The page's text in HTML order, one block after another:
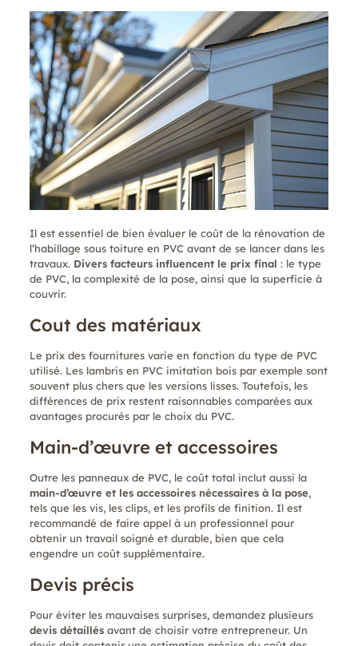
Il est essentiel de bien évaluer le coût de la rénovation de
l’habillage sous toiture en PVC avant de se lancer dans les
travaux. Divers facteurs influencent le prix final : le type
de PVC, la complexité de la pose, ainsi que la superficie à
couvrir.
Cout des matériaux
Le prix des fournitures varie en fonction du type de PVC
utilisé. Les lambris en PVC imitation bois par exemple sont
souvent plus chers que les versions lisses. Toutefois, les
différences de prix restent raisonnables comparées aux
avantages procurés par le choix du PVC.
Main-d’œuvre et accessoires
Outre les panneaux de PVC, le coût total inclut aussi la
main-d’œuvre et les accessoires nécessaires à la pose,
tels que les vis, les clips, et les profils de finition. Il est
recommandé de faire appel à un professionnel pour
obtenir un travail soigné et durable, bien que cela
engendre un coût supplémentaire.
Devis précis
Pour éviter les mauvaises surprises, demandez plusieurs
devis détaillésavant de choisir votre entrepreneur. Un